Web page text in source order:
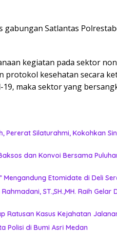
gabungan Satlantas
kegiatan pada sektor
protokol kesehatan secara
maka sektor yang
Pererat Silaturahmi, Kokohkan
dan Konvoi Bersama
Etomidate di Deli
ST.,SH.,MH. Raih Gelar
Ratusan Kasus Kejahatan
Polisi di Bumi Asri Medan